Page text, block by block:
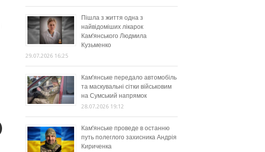
Пішла з життя одна з
найвідоміших лікарок
Кам’янського Людмила
Кузьменко
29.07.2026 16:25
Кам’янське передало автомобіль
та маскувальні сітки військовим
на Сумський напрямок
28.07.2026 19:12
Кам’янське проведе в останню
путь полеглого захисника Андрія
Кириченка